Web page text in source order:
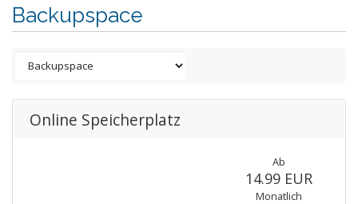
Backupspace
Online Speicherplatz
Ab
14.99 EUR
Monatlich